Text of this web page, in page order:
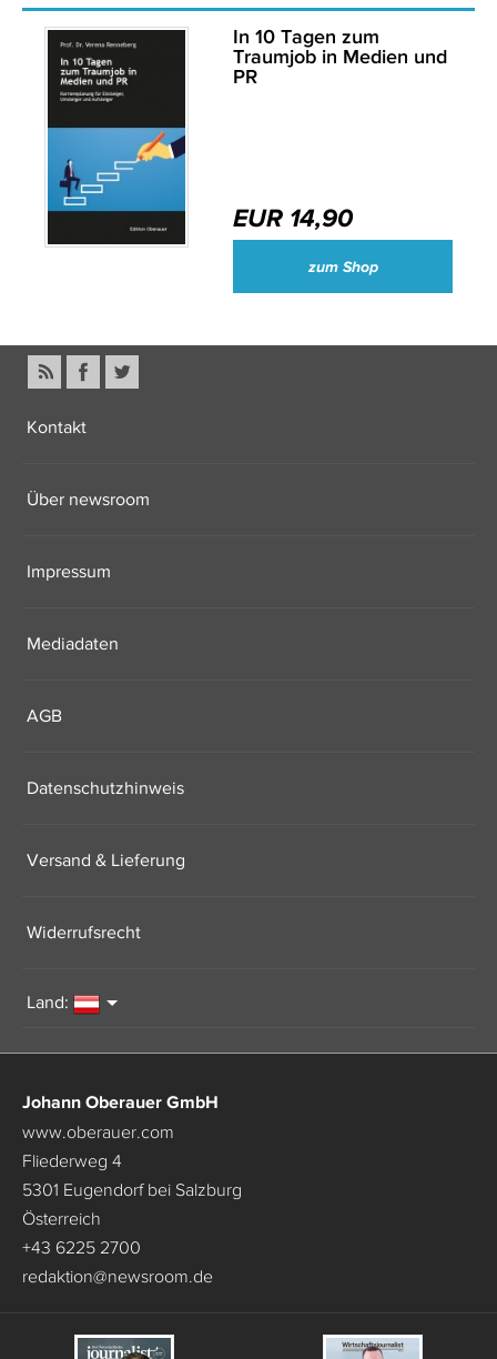
In 10 Tagen zum
Traumjob in Medien und
PR
EUR 14,90
zum Shop
Kontakt
Über newsroom
Impressum
Mediadaten
AGB
Datenschutzhinweis
Versand & Lieferung
Widerrufsrecht
Land:
Johann Oberauer GmbH
www.oberauer.com
Fliederweg 4
5301 Eugendorf bei Salzburg
Österreich
+43 6225 2700
redaktion@newsroom.de